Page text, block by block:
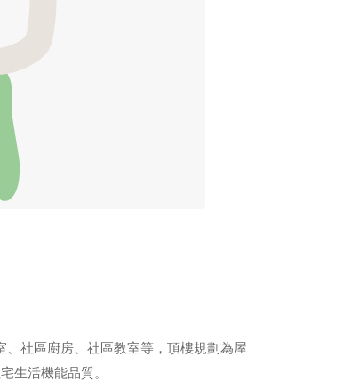
社區廚房、社區教室等，頂樓規劃為屋
生活機能品質。